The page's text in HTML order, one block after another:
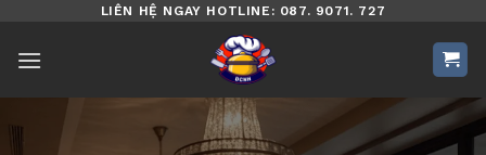
nội
dung
LIÊN HỆ NGAY HOTLINE: 087. 9071. 727